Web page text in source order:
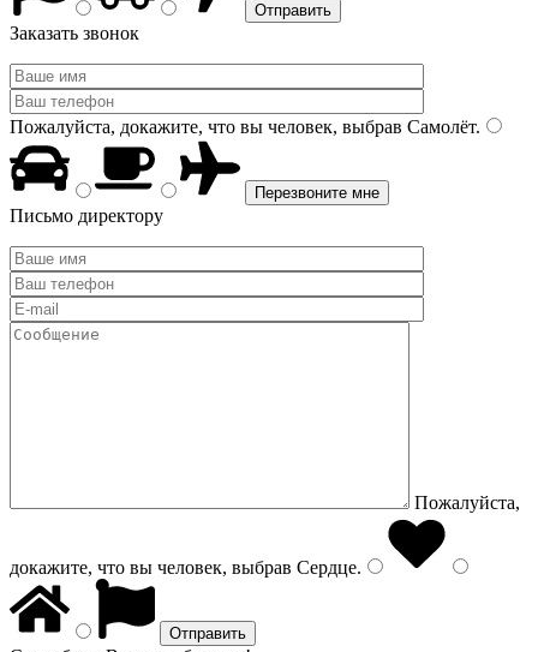
Заказать звонок
Пожалуйста, докажите, что вы человек, выбрав Самолёт.
Письмо директору
Пожалуйста,
докажите, что вы человек, выбрав Сердце.